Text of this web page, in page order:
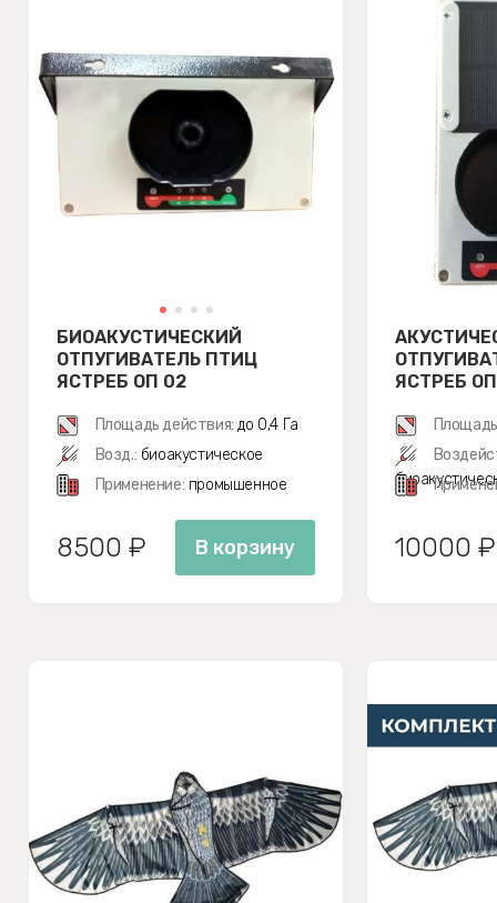
БИОАКУСТИЧЕСКИЙ
ОТПУГИВАТЕЛЬ ПТИЦ
ЯСТРЕБ ОП 02
Площадь действия: до 0,4 Га
Возд.: биоакустическое
Применение: промышенное
8500 ₽ В корзину
ЯСТРЕБ ОП
10000 ₽